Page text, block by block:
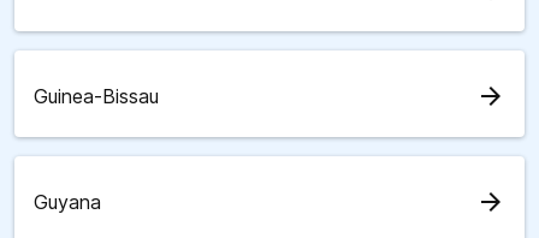
Guinea-Bissau arrow_forward
Guyana arrow_forward